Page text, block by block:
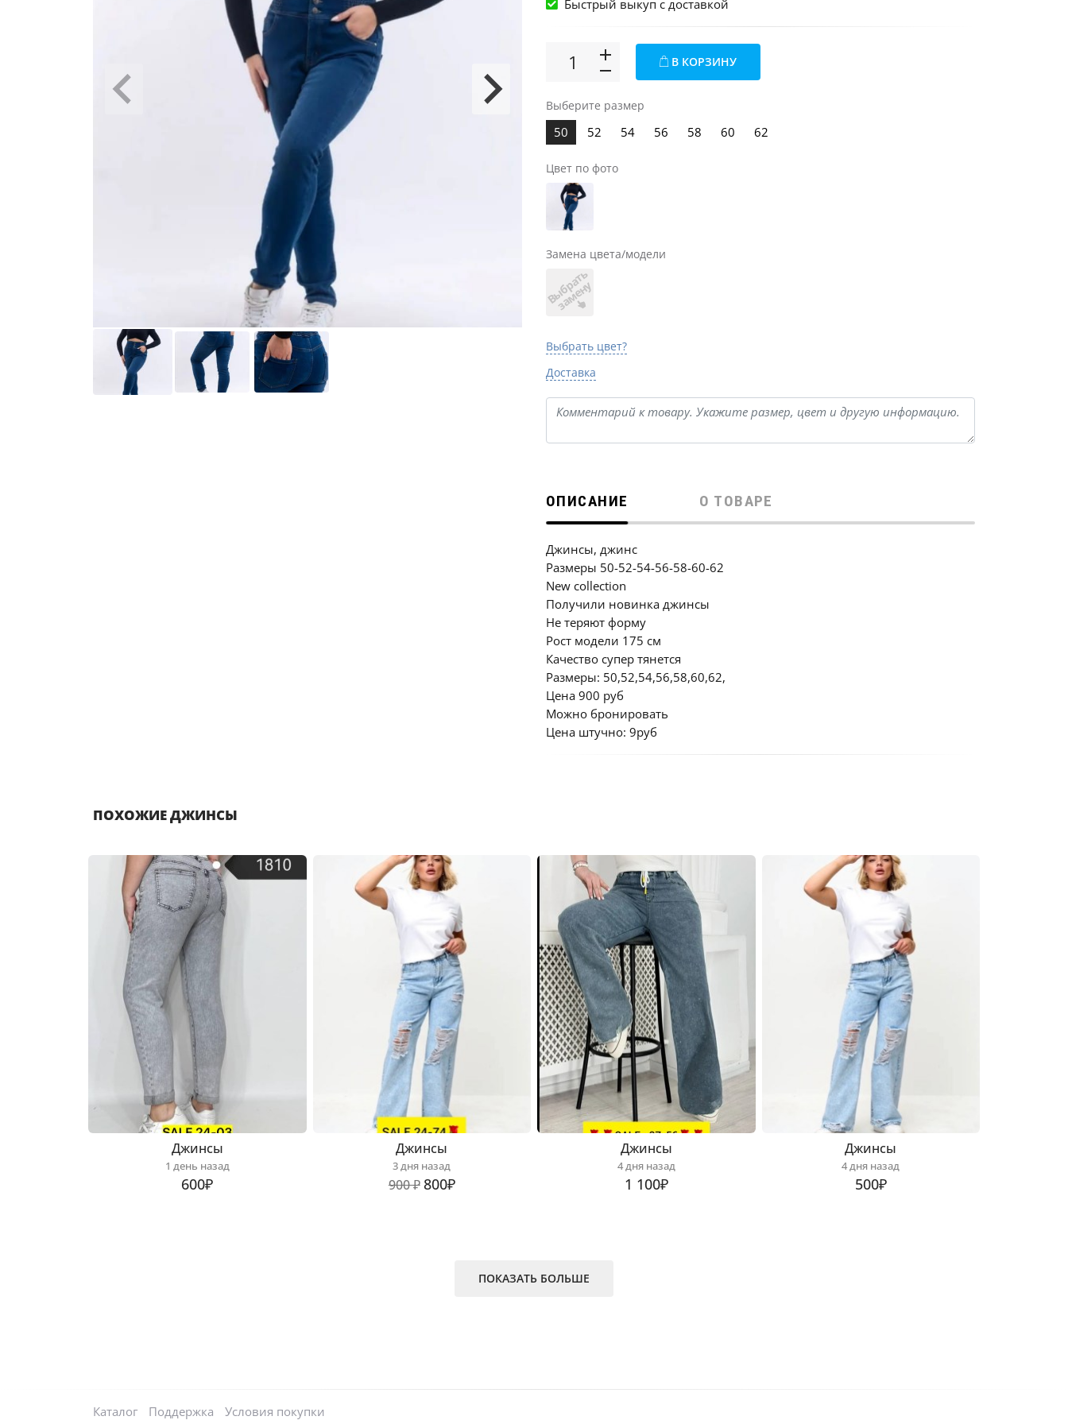
Быстрый выкуп c доставкой
В КОРЗИНУ
Выберите размер
50 52 54 56 58 60 62
Цвет по фото
Замена цвета/модели
В
ы
б
р
а
т
ь
з
а
м
е
н
у
Выбрать цвет?
Доставка
ОПИСАНИЕ О ТОВАРЕ
Джинсы, джинс
Размеры 50-52-54-56-58-60-62
New collection
Получили новинка джинсы
Не теряют форму
Рост модели 175 см
Качество супер тянется
Размеры: 50,52,54,56,58,60,62,
Цена 900 руб
Можно бронировать
Цена штучно: 9руб
ПОХОЖИЕ ДЖИНСЫ
Джинсы
1 день назад
600₽
Джинсы
3 дня назад
900 ₽800₽
Джинсы
4 дня назад
1 100₽
Джинсы
4 дня назад
500₽
ПОКАЗАТЬ БОЛЬШЕ
Каталог Поддержка Условия покупки